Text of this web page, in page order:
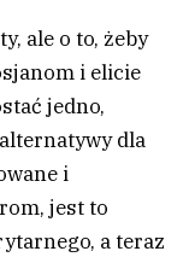
ale o to, żeby
i elicie
jedno,
dla
i
jest to
a teraz